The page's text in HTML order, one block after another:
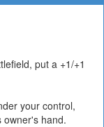
put a +1/+1
your control,
owner's hand.